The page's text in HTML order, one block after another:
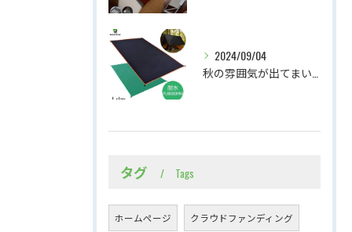
2024/09/04
タグ Tags
ホームページ クラウドファンディング